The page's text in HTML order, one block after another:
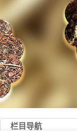
栏目导航